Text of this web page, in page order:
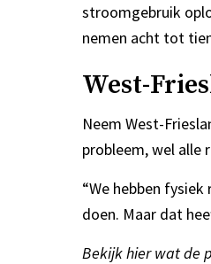
stroomgebruik
nemen acht tot
West-
Neem West-
probleem, wel alle
“We hebben
doen. Maar dat
Bekijk hier wat de